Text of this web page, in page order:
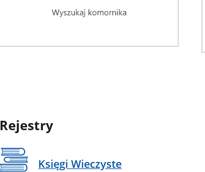
Rejestry
Księgi Wieczyste